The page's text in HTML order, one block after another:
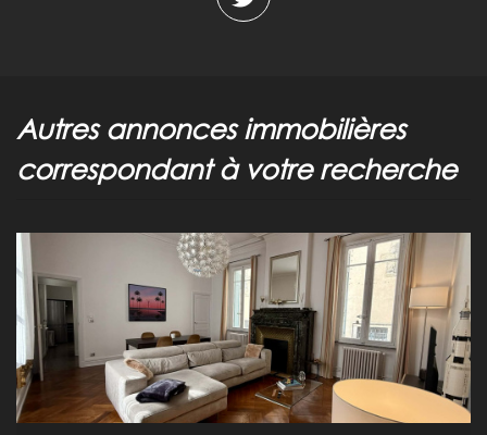
autres annonces immobilières
correspondant à votre recherche